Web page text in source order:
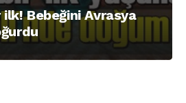
ilk! Bebeğini Avrasya